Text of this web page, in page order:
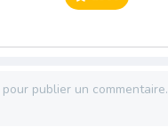
pour publier un commentaire.